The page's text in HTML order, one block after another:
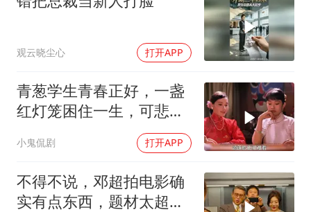
“中国蔬菜之乡”最高温达41.8℃
如何把百年大党建设得更加坚强有力？
观云晓尘心 打开APP
青葱学生青春正好，一盏
红灯笼困住一生，可悲疯
小鬼侃剧 打开APP
不得不说，邓超拍电影确
实有点东西，题材太超前